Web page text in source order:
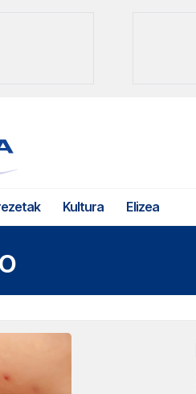
Kultura Elizea